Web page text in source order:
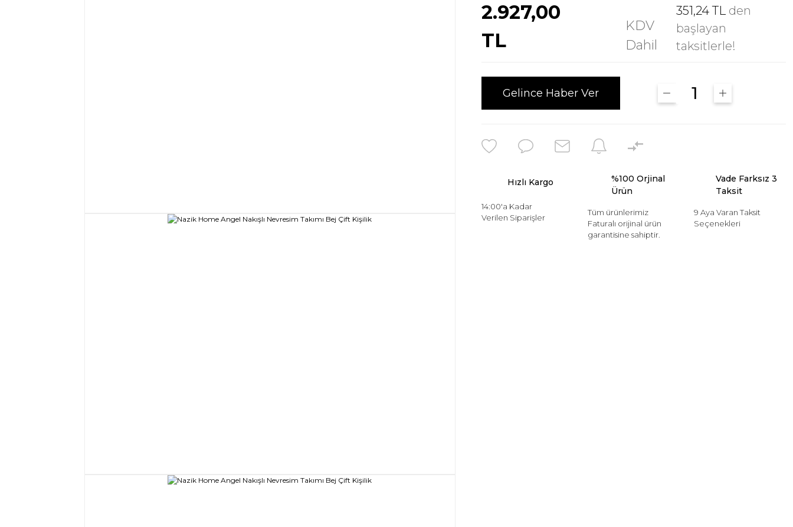
2.927,00
TL
KDV
Dahil
351,24 TL den
başlayan
taksitlerle!
Gelince Haber Ver
Hızlı Kargo
14:00'a Kadar
Verilen Siparişler
%100 Orjinal
Ürün
Tüm ürünlerimiz
Faturalı orijinal ürün
garantisine sahiptir.
Vade Farksız 3
Taksit
9 Aya Varan Taksit
Seçenekleri